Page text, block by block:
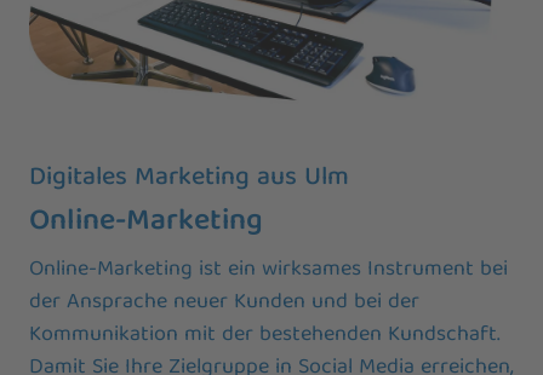
Digitales Marketing aus Ulm
Online-Marketing
Online-Marketing ist ein wirksames Instrument bei
der Ansprache neuer Kunden und bei der
Kommunikation mit der bestehenden Kundschaft.